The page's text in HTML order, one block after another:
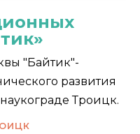
"Байтик"-
развития
Троицк.